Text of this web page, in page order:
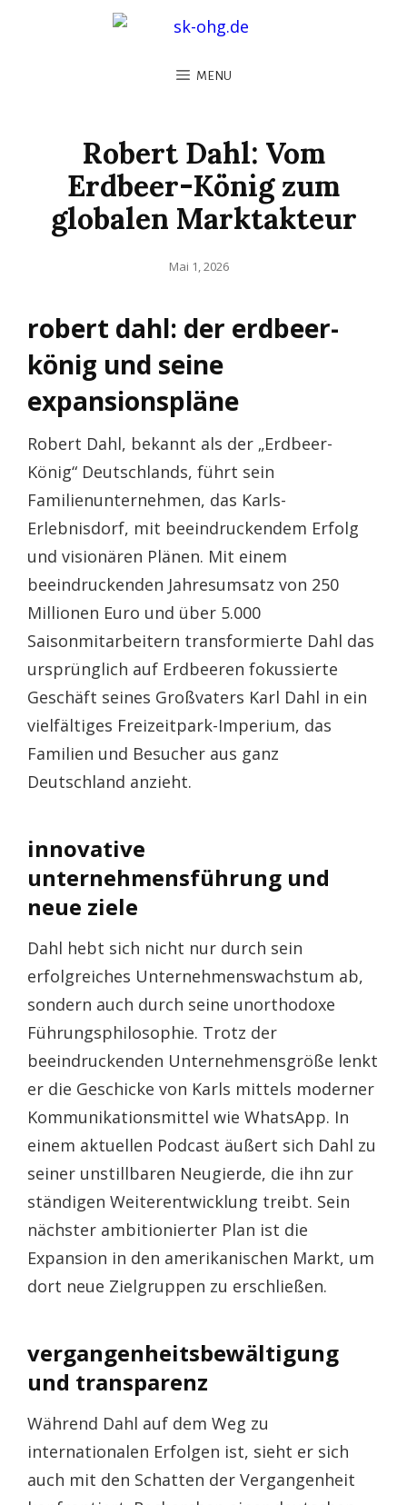
MENU
Robert Dahl: Vom
Erdbeer-König zum
globalen Marktakteur
Posted
Mai 1, 2026
robert dahl: der erdbeer-
könig und seine
expansionspläne
Robert Dahl, bekannt als der „Erdbeer-
König“ Deutschlands, führt sein
Familienunternehmen, das Karls-
Erlebnisdorf, mit beeindruckendem Erfolg
und visionären Plänen. Mit einem
beeindruckenden Jahresumsatz von 250
Millionen Euro und über 5.000
Saisonmitarbeitern transformierte Dahl das
ursprünglich auf Erdbeeren fokussierte
Geschäft seines Großvaters Karl Dahl in ein
vielfältiges Freizeitpark-Imperium, das
Familien und Besucher aus ganz
Deutschland anzieht.
innovative
unternehmensführung und
neue ziele
Dahl hebt sich nicht nur durch sein
erfolgreiches Unternehmenswachstum ab,
sondern auch durch seine unorthodoxe
Führungsphilosophie. Trotz der
beeindruckenden Unternehmensgröße lenkt
er die Geschicke von Karls mittels moderner
Kommunikationsmittel wie WhatsApp. In
einem aktuellen Podcast äußert sich Dahl zu
seiner unstillbaren Neugierde, die ihn zur
ständigen Weiterentwicklung treibt. Sein
nächster ambitionierter Plan ist die
Expansion in den amerikanischen Markt, um
dort neue Zielgruppen zu erschließen.
vergangenheitsbewältigung
und transparenz
Während Dahl auf dem Weg zu
internationalen Erfolgen ist, sieht er sich
auch mit den Schatten der Vergangenheit